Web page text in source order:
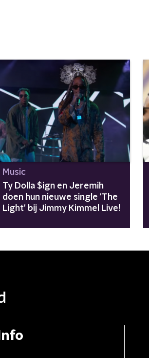
Music
Ty Dolla $ign en Jeremih
doen hun nieuwe single 'The
Light' bij Jimmy Kimmel Live!
Info